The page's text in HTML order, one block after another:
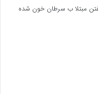
دکترا گفتن مبتلا ب سرطان خون شده